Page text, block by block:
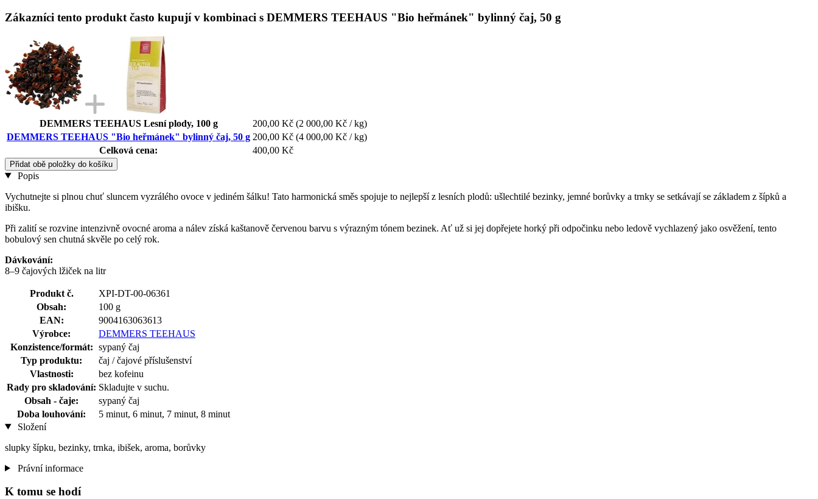
Zákazníci tento produkt často kupují v kombinaci s DEMMERS TEEHAUS "Bio heřmánek" bylinný čaj, 50 g
DEMMERS TEEHAUS Lesní plody, 100 g 200,00 Kč (2 000,00 Kč / kg)
DEMMERS TEEHAUS "Bio heřmánek" bylinný čaj, 50 g 200,00 Kč (4 000,00 Kč / kg)
Celková cena:
400,00 Kč
Přidat obě položky do košíku
Popis
Vychutnejte si plnou chuť sluncem vyzrálého ovoce v jediném šálku! Tato harmonická směs spojuje to nejlepší z lesních plodů: ušlechtilé bezinky, jemné borůvky a trnky se setkávají se základem z šípků a
ibišku.
Při zalití se rozvine intenzivně ovocné aroma a nálev získá kaštanově červenou barvu s výrazným tónem bezinek. Ať už si jej dopřejete horký při odpočinku nebo ledově vychlazený jako osvěžení, tento
bobulový sen chutná skvěle po celý rok.
Dávkování:
8–9 čajových lžiček na litr
Produkt č.
XPI-DT-00-06361
Obsah:
100 g
EAN:
9004163063613
Výrobce:
DEMMERS TEEHAUS
Konzistence/formát: sypaný čaj
Typ produktu:
čaj / čajové příslušenství
Vlastnosti:
bez kofeinu
Rady pro skladování: Skladujte v suchu.
Obsah - čaje:
sypaný čaj
Doba louhování:
5 minut, 6 minut, 7 minut, 8 minut
Složení
slupky šípku, bezinky, trnka, ibišek, aroma, borůvky
Právní informace
K tomu se hodí